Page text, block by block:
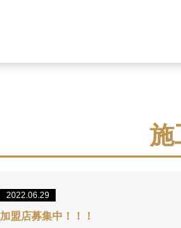
施
2022.06.29
加盟店募集中！！！